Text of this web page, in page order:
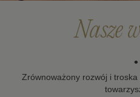
Nasze
•
Zrównoważony rozwój i